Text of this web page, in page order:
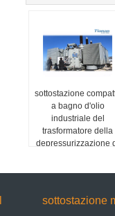
sottostazione
a bagno d'olio
industriale del
trasformatore della
depressurizzazione
sottostazione